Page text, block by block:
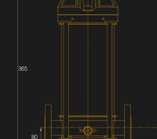
365
80